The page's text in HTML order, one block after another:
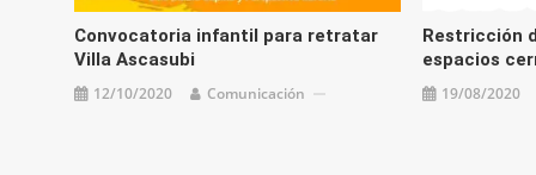
Convocatoria infantil para retratar
Villa Ascasubi
12/10/2020 Comunicación
Restricción
espacios
19/08/2020